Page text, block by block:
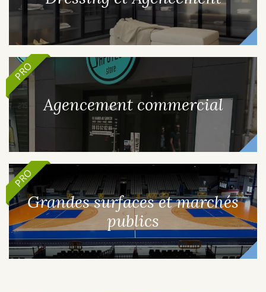
Agencement commercial
PRO
Grandes surfaces et marchés
publics
PRO